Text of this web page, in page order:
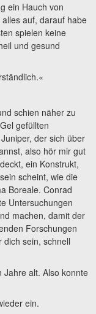
ein Hauch von
auf, darauf habe
spielen keine
und gesund
schien näher zu
gefüllten
der sich über
also hör mir gut
ein Konstrukt,
scheint, wie die
Boreale. Conrad
Untersuchungen
machen, damit der
Forschungen
sein, schnell
Jahre alt. Also konnte
ein.